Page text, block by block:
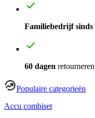
Familiebedrijf sinds
60 dagen retourneren
Populaire categorieën
Accu combiset